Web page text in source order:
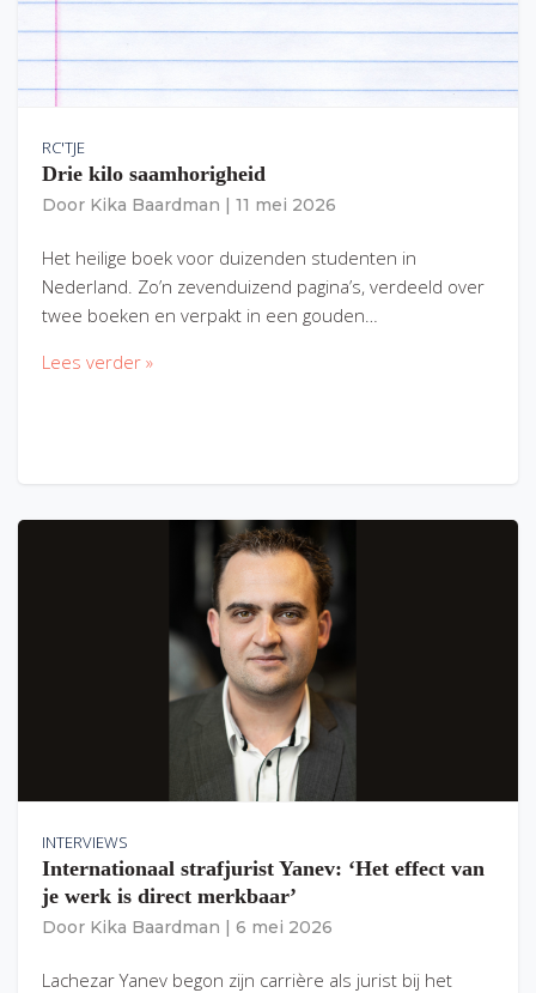
RC'TJE
Drie kilo saamhorigheid
Door Kika Baardman 11 mei 2026
Het heilige boek voor duizenden studenten in
Nederland. Zo’n zevenduizend pagina’s, verdeeld over
twee boeken en verpakt in een gouden…
Lees verder »
INTERVIEWS
Internationaal strafjurist Yanev: ‘Het effect van
je werk is direct merkbaar’
Door Kika Baardman 6 mei 2026
Lachezar Yanev begon zijn carrière als jurist bij het